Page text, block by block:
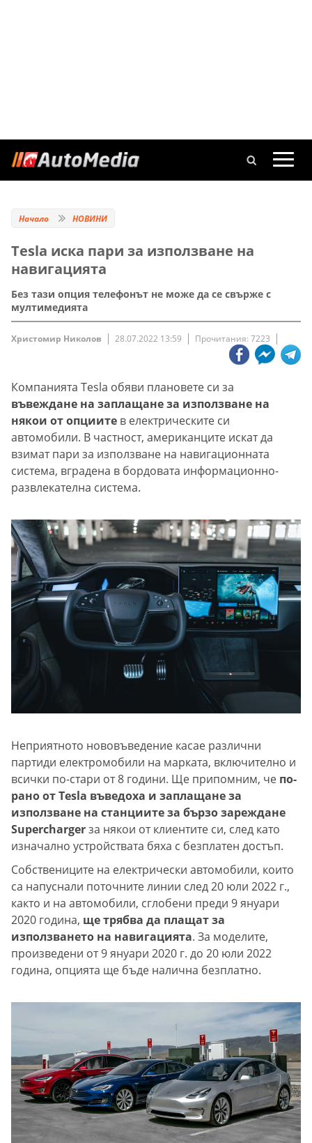
Начало НОВИНИ
Tesla иска пари за използване на
навигацията
Без тази опция телефонът не може да се свърже с
мултимедията
Христомир Николов 28.07.2022 13:59 Прочитания: 7223
Компанията Tesla обяви плановете си за
въвеждане на заплащане за използване на
някои от опциите в електрическите си
автомобили. В частност, американците искат да
взимат пари за използване на навигационната
система, вградена в бордовата информационно-
развлекателна система.
Неприятното нововъведение касае различни
партиди електромобили на марката, включително и
всички по-стари от 8 години. Ще припомним, че по-
рано от Tesla въведоха и заплащане за
използване на станциите за бързо зареждане
Superchargerза някои от клиентите си, след като
изначално устройствата бяха с безплатен достъп.
Собствениците на електрически автомобили, които
са напуснали поточните линии след 20 юли 2022 г.,
както и на автомобили, сглобени преди 9 януари
2020 година, ще трябва да плащат за
използването на навигацията. За моделите,
произведени от 9 януари 2020 г. до 20 юли 2022
година, опцията ще бъде налична безплатно.